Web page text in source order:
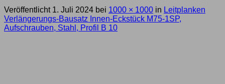
Veröffentlicht 1. Juli 2024 bei 1000 × 1000 in Leitplanken
Verlängerungs-Bausatz Innen-Eckstück M75-1SP,
Aufschrauben, Stahl, Profil B 10